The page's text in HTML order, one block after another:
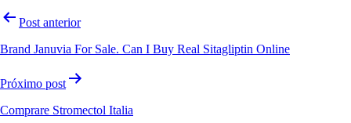
Post anterior
Brand Januvia For Sale. Can I Buy Real Sitagliptin Online
Próximo post
Comprare Stromectol Italia